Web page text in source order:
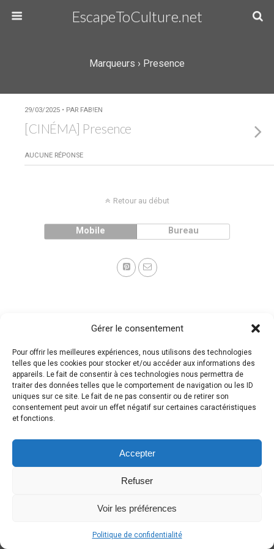
Gérer le consentement
Pour offrir les meilleures expériences, nous utilisons des technologies
telles que les cookies pour stocker et/ou accéder aux informations des
appareils. Le fait de consentir à ces technologies nous permettra de
traiter des données telles que le comportement de navigation ou les ID
uniques sur ce site. Le fait de ne pas consentir ou de retirer son
consentement peut avoir un effet négatif sur certaines caractéristiques
et fonctions.
Accepter
Refuser
Voir les préférences
Politique de confidentialité
EscapeToCulture.net
Marqueurs › Presence
29/03/2025 • PAR FAB!EN
[CINÉMA] Presence
AUCUNE RÉPONSE
Retour au début
Mobile Bureau